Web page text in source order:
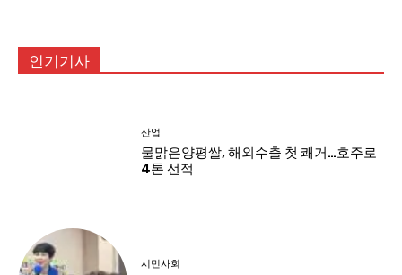
인기기사
산업
물맑은양평쌀, 해외수출 첫 쾌거…호주로
4톤 선적
시민사회